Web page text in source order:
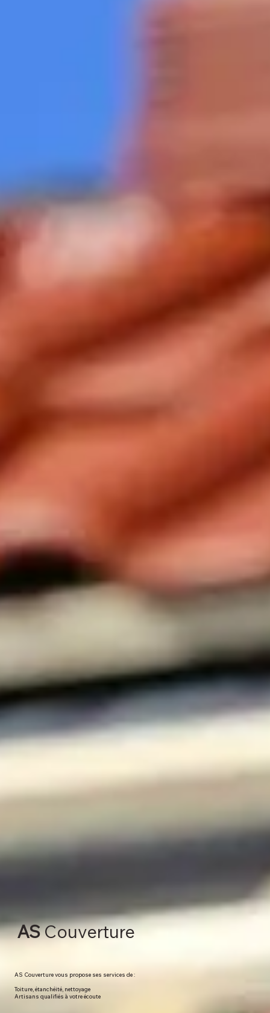
ASCouverture
AS Couverture vous propose ses services de :
Toiture, étanchéité, nettoyage
Artisans qualifiés à votre écoute